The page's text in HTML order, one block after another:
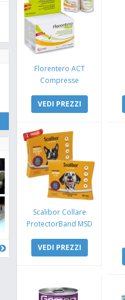
Florentero ACT
Compresse
VEDI PREZZI
Scalibor Collare
ProtectorBand MSD
VEDI PREZZI